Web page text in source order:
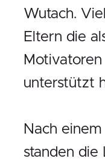
Wutach.
Eltern die
unterstützt
Nach
standen die